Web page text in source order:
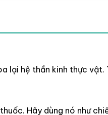
lại hệ thần kinh thực vật.
Hãy dùng nó như